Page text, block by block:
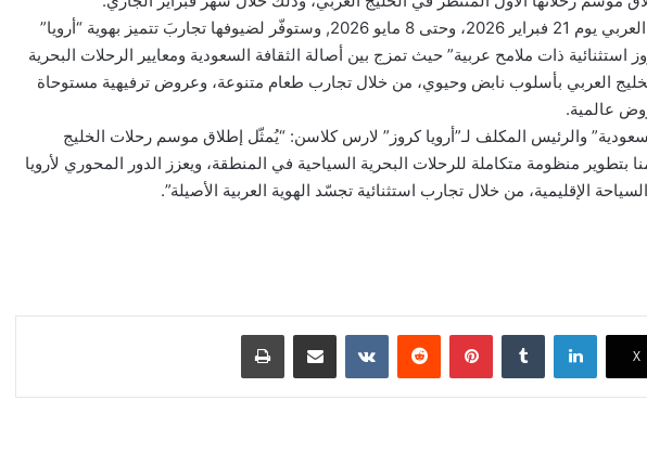
وستبدأ “أرويا” الإبحار في الخليج العربي يوم 21 فبراير 2026، وحتى 8 مايو 2026, وستوفّر لضيوفها تجاربَ تتميز بهوية “أرويا”
ذات ملامح عربية” حيث تمزج بين أصالة الثقافة السعودية ومعايير الرحلات البحرية
العربي بأسلوب نابض وحيوي، من خلال تجارب طعام متنوعة، وعروض ترفيهية مستوحاة
عالمية.
والرئيس المكلف لـ”أرويا كروز” لارس كلاسن: “يُمثّل إطلاق موسم رحلات الخليج
بتطوير منظومة متكاملة للرحلات البحرية السياحية في المنطقة، ويعزز الدور المحوري لأرويا
الإقليمية، من خلال تجارب استثنائية تجسّد الهوية العربية الأصيلة”.
‫X
لينكدإن بينتيريست